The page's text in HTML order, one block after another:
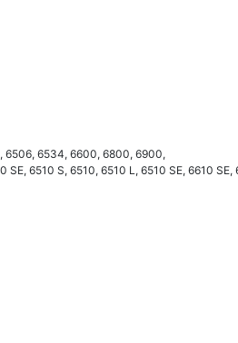
6506, 6534, 6600, 6800, 6900,
6510 S, 6510, 6510 L, 6510 SE, 6610 SE,